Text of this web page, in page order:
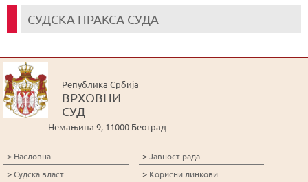
СУДСКА ПРАКСА СУДА
Република Србија
ВРХОВНИ
СУД
Немањина 9, 11000 Београд
> Насловна
>Судска власт
>Јавност рада
> Корисни линкови